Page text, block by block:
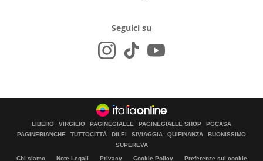
Seguici su
LIBERO VIRGILIO PAGINEGIALLE PAGINEGIALLE SHOP
PGCASA
PAGINEBIANCHE
TUTTOCITTÀ DILEI SIVIAGGIA QUIFINANZA
BUONISSIMO
SUPEREVA
Chi siamo Note Legali Privacy Cookie Policy Preferenze sui cookie